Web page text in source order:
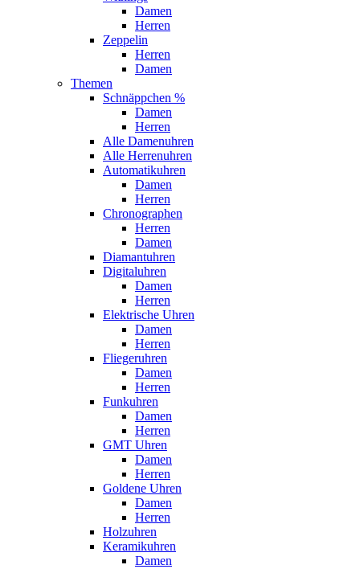
Damen
Herren
Zeppelin
Herren
Damen
Themen
Schnäppchen %
Damen
Herren
Alle Damenuhren
Alle Herrenuhren
Automatikuhren
Damen
Herren
Chronographen
Herren
Damen
Diamantuhren
Digitaluhren
Damen
Herren
Elektrische Uhren
Damen
Herren
Fliegeruhren
Damen
Herren
Funkuhren
Damen
Herren
GMT Uhren
Damen
Herren
Goldene Uhren
Damen
Herren
Holzuhren
Keramikuhren
Damen